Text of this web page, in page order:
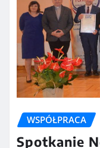
WSPÓŁPRACA
Spotkanie